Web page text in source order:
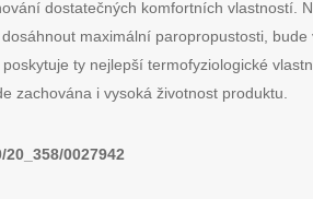
dostatečných komfortních vlastností.
maximální paropropustosti, bude
ty nejlepší termofyziologické
zachována i vysoká životnost produktu.
20_358/0027942